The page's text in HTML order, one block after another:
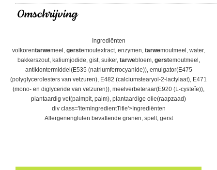
Omschrijving
Ingrediënten
volkorentarwemeel, gerstemoutextract, enzymen, tarwemoutmeel, water,
bakkerszout, kaliumjodide, gist, suiker, tarwebloem, gerstemoutmeel,
antiklontermiddel(E535 (natriumferrocyanide)), emulgator(E475
(polyglycerolesters van vetzuren), E482 (calciumstearyol-2-lactylaat), E471
(mono- en diglyceride van vetzuren)), meelverbeteraar(E920 (L-cysteîe)),
plantaardig vet(palmpit, palm), plantaardige olie(raapzaad)
div class='ItemIngredientTitle'>Ingrediënten
Allergenengluten bevattende granen, spelt, gerst